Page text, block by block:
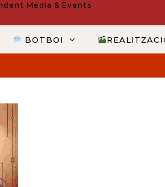
Media & Events
BOTBOI